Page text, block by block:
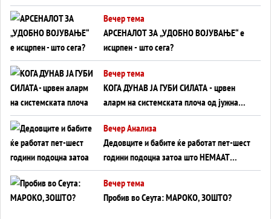
БЕЗ ФРОНТ
Вечер тема
АРСЕНАЛОТ ЗА „УДОБНО ВОЈУВАЊЕ“ е
исцрпен - што сега?
Вечер тема
КОГА ДУНАВ ЈА ГУБИ СИЛАТА - црвен
аларм на системската плоча од јужна
Германија до Црното Море...
Вечер Анализа
Дедовците и бабите ќе работат пет-шест
години подоцна затоа што НЕМААТ
ВНУЦИ ДА ГИ ЗАМЕНАТ
Вечер тема
Пробив во Сеута: МАРОКО, ЗОШТО?